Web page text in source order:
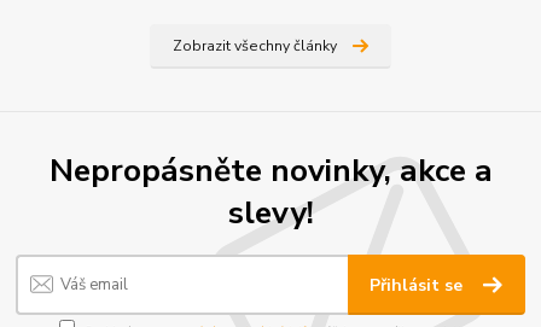
Zobrazit všechny články
Nepropásněte novinky, akce a
slevy!
Přihlásit se